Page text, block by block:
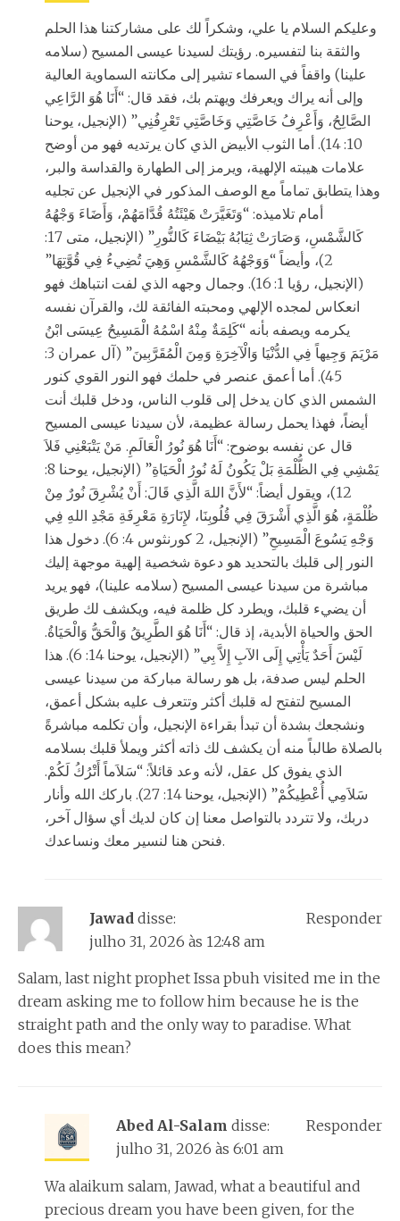
وعليكم السلام يا علي، وشكراً لك على مشاركتنا هذا الحلم
والثقة بنا لتفسيره. رؤيتك لسيدنا عيسى المسيح (سلامه
علينا) واقفاً في السماء تشير إلى مكانته السماوية العالية
وإلى أنه يراك ويعرفك ويهتم بك، فقد قال: “أَنَا هُوَ الرَّاعِي
الصَّالِحُ، وَأَعْرِفُ خَاصَّتِي وَخَاصَّتِي تَعْرِفُنِي” (الإنجيل، يوحنا
10: 14). أما الثوب الأبيض الذي كان يرتديه فهو من أوضح
علامات هيبته الإلهية، ويرمز إلى الطهارة والقداسة والبر،
وهذا يتطابق تماماً مع الوصف المذكور في الإنجيل عن تجليه
أمام تلاميذه: “وَتَغَيَّرَتْ هَيْئَتُهُ قُدَّامَهُمْ، وَأَضَاءَ وَجْهُهُ
كَالشَّمْسِ، وَصَارَتْ ثِيَابُهُ بَيْضَاءَ كَالنُّورِ” (الإنجيل، متى 17:
2)، وأيضاً “وَوَجْهُهُ كَالشَّمْسِ وَهِيَ تُضِيءُ فِي قُوَّتِهَا”
(الإنجيل، رؤيا 1: 16). وجمال وجهه الذي لفت انتباهك فهو
انعكاس لمجده الإلهي ومحبته الفائقة لك، والقرآن نفسه
يكرمه ويصفه بأنه “كَلِمَةٌ مِنْهُ اسْمُهُ الْمَسِيحُ عِيسَى ابْنُ
مَرْيَمَ وَجِيهاً فِي الدُّنْيَا وَالْآخِرَةِ وَمِنَ الْمُقَرَّبِينَ” (آل عمران 3:
45). أما أعمق عنصر في حلمك فهو النور القوي كنور
الشمس الذي كان يدخل إلى قلوب الناس، ودخل قلبك أنت
أيضاً، فهذا يحمل رسالة عظيمة، لأن سيدنا عيسى المسيح
قال عن نفسه بوضوح: “أَنَا هُوَ نُورُ الْعَالَمِ. مَنْ يَتْبَعْنِي فَلاَ
يَمْشِي فِي الظُّلْمَةِ بَلْ يَكُونُ لَهُ نُورُ الْحَيَاةِ” (الإنجيل، يوحنا 8:
12)، ويقول أيضاً: “لأَنَّ اللهَ الَّذِي قَالَ: أَنْ يُشْرِقَ نُورٌ مِنْ
ظُلْمَةٍ، هُوَ الَّذِي أَشْرَقَ فِي قُلُوبِنَا، لإِنَارَةِ مَعْرِفَةِ مَجْدِ اللهِ فِي
وَجْهِ يَسُوعَ الْمَسِيحِ” (الإنجيل، 2 كورنثوس 4: 6). دخول هذا
النور إلى قلبك بالتحديد هو دعوة شخصية إلهية موجهة إليك
مباشرة من سيدنا عيسى المسيح (سلامه علينا)، فهو يريد
أن يضيء قلبك، ويطرد كل ظلمة فيه، ويكشف لك طريق
الحق والحياة الأبدية، إذ قال: “أَنَا هُوَ الطَّرِيقُ وَالْحَقُّ وَالْحَيَاةُ.
لَيْسَ أَحَدٌ يَأْتِي إِلَى الآبِ إِلاَّ بِي” (الإنجيل، يوحنا 14: 6). هذا
الحلم ليس صدفة، بل هو رسالة مباركة من سيدنا عيسى
المسيح لتفتح له قلبك أكثر وتتعرف عليه بشكل أعمق،
ونشجعك بشدة أن تبدأ بقراءة الإنجيل، وأن تكلمه مباشرةً
بالصلاة طالباً منه أن يكشف لك ذاته أكثر ويملأ قلبك بسلامه
الذي يفوق كل عقل، لأنه وعد قائلاً: “سَلاَماً أَتْرُكُ لَكُمْ.
سَلاَمِي أُعْطِيكُمْ” (الإنجيل، يوحنا 14: 27). باركك الله وأنار
دربك، ولا تتردد بالتواصل معنا إن كان لديك أي سؤال آخر،
فنحن هنا لنسير معك ونساعدك.
Jawad disse:
julho 31, 2026 às 12:48 am
Salam, last night prophet Issa pbuh visited me in the
dream asking me to follow him because he is the
straight path and the only way to paradise. What
does this mean?
Responder
Abed Al-Salam disse:
julho 31, 2026 às 6:01 am
Wa alaikum salam, Jawad, what a beautiful and
precious dream you have been given, for the
Responder